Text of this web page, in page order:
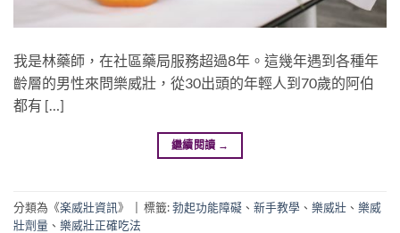
我是林藥師，在社區藥局服務超過8年。這幾年遇到各種年
齡層的男性來問樂威壯，從30出頭的年輕人到70歲的阿伯
都有 […]
繼續閱讀 →
分類為《楽威壯資訊》 標籤:勃起功能障礙 、 新手教學 、 樂威壯 、 樂威
壯劑量 、 樂威壯正確吃法